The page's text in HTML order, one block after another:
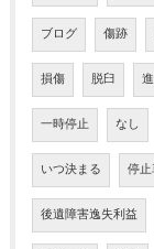
ブログ 傷跡
損傷 脱臼
一時停止 なし
いつ決まる 停
後遺障害逸失利益